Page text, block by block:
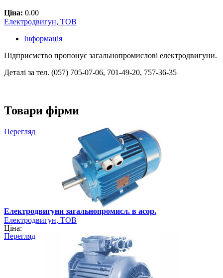
Ціна: 0.00
Електродвигун, ТОВ
Інформація
Підприємство пропонує загальнопромислові електродвигуни.
Деталі за тел. (057) 705-07-06, 701-49-20, 757-36-35
Товари фірми
Перегляд
Електродвигуни загальнопромисл. в асор.
Електродвигун, ТОВ
Ціна:
Перегляд